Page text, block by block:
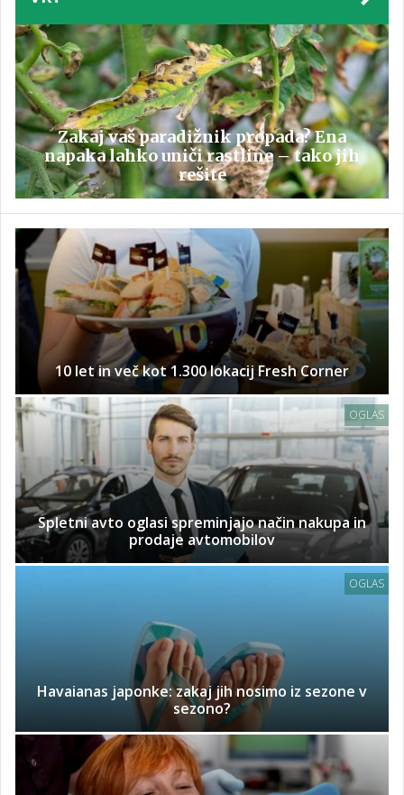
Zakaj vaš paradižnik propada? Ena
napaka lahko uniči rastline – tako jih
rešite
10 let in več kot 1.300 lokacij Fresh Corner
OGLAS
Spletni avto oglasi spreminjajo način nakupa in
prodaje avtomobilov
OGLAS
Havaianas japonke: zakaj jih nosimo iz sezone v
sezono?